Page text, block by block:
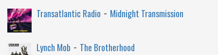
Transatlantic Radio - Midnight Transmission
Lynch Mob - The Brotherhood